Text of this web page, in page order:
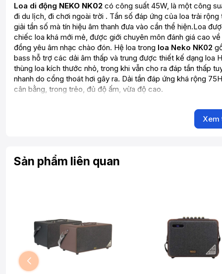
Loa di động NEKO NK02 có công suất 45W, là một công
đi du lịch, đi chơi ngoài trời . Tần số đáp ứng của loa trải
giải tần số mà tín hiệu âm thanh đưa vào cần thể hiện.Loa
chiếc loa khá mới mẻ, được giới chuyên môn đánh giá cao
đồng yêu âm nhạc chào đón. Hệ loa trong loa Neko NK02
bass hỗ trợ các dải âm thấp và trung được thiết kế dạng loa
thùng loa kích thước nhỏ, trong khi vẫn cho ra đáp tần thấp
nhanh do cổng thoát hơi gây ra. Dải tần đáp ứng khá rộng
cân bằng, trong trẻo, đủ độ ấm, vừa độ cao.
Trên mặt loa được phân ra các khu vực khác nhau, mỗi khu
eco, chỉnh nhạc, chỉnh guitar, khu vực các ổ kết nối….giúp
Với sự tích hợp thêm chiếc điều khiển hồng ngoại giúp
đi tới đi lui để chỉnh loa khi sử dụng. Hai micro không dây
micro có dây, đặc biệt khi bạn muốn thể hiện một nhạc
Thông số kỹ thuật
Loa xách tay Neko NK02
Xem
Sản phẩm liên quan